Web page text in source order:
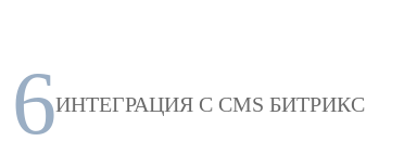
6ИНТЕГРАЦИЯ С CMS БИТРИКС